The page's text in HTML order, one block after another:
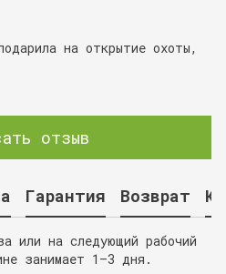
на открытие охоты,
отзыв
Гарантия Возврат
или на следующий рабочий
занимает 1–3 дня.